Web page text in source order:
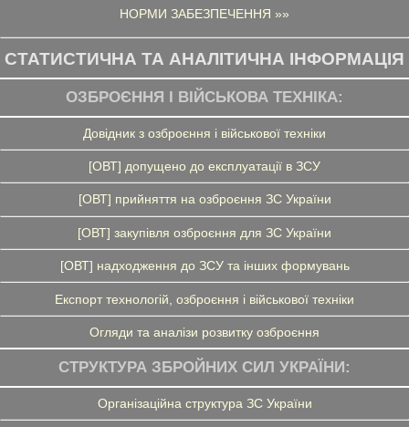
НОРМИ ЗАБЕЗПЕЧЕННЯ »»
СТАТИСТИЧНА ТА АНАЛІТИЧНА ІНФОРМАЦІЯ
ОЗБРОЄННЯ І ВІЙСЬКОВА ТЕХНІКА:
Довідник з озброєння і військової техніки
[ОВТ] допущено до експлуатації в ЗСУ
[ОВТ] прийняття на озброєння ЗС України
[ОВТ] закупівля озброєння для ЗС України
[ОВТ] надходження до ЗСУ та інших формувань
Експорт технологій, озброєння і військової техніки
Огляди та аналізи розвитку озброєння
СТРУКТУРА ЗБРОЙНИХ СИЛ УКРАЇНИ:
Організаційна структура ЗС України